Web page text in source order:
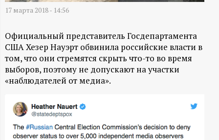
А
Н
-
и
н
ф
17 марта 2018 - 14:56
Официальный представитель Госдепартамента
США Хезер Науэрт обвинила российские власти в
том, что они стремятся скрыть что-то во время
выборов, поэтому не допускают на участки
«наблюдателей от медиа».